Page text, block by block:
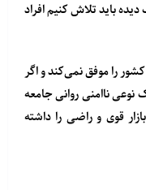
باید تلاش کنیم افراد
را موفق نمی‌کند و اگر
نوعی ناامنی روانی جامعه
قوی و راضی را داشته